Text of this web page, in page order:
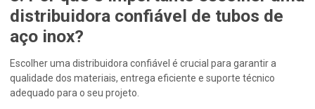
distribuidora confiável de tubos de
aço inox?
Escolher uma distribuidora confiável é crucial para garantir a
qualidade dos materiais, entrega eficiente e suporte técnico
adequado para o seu projeto.